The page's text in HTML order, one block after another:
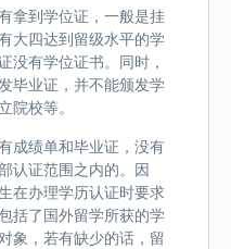
拿到学位证，一般是挂
大四达到留级水平的学
没有学位证书。同时，
毕业证，并不能颁发学
院校等。
成绩单和毕业证，没有
认证范围之内的。因
在办理学历认证时要求
括了国外留学所获的学
象，若有缺少的话，留